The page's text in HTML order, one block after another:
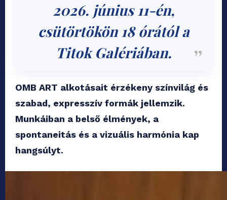
2026. június 11-én,
csütörtökön 18 órától a
Titok Galériában.
OMB ART alkotásait érzékeny színvilág és
szabad, expresszív formák jellemzik.
Munkáiban a belső élmények, a
spontaneitás és a vizuális harmónia kap
hangsúlyt.